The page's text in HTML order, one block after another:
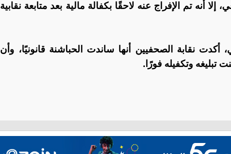
إلا أنه تم الإفراج عنه لاحقًا بكفالة مالية بعد متابعة نقابية
نقابة الصحفيين أنها ساندت الحباشنة قانونيًا، وأن
تبليغه وتكفيله فورًا.